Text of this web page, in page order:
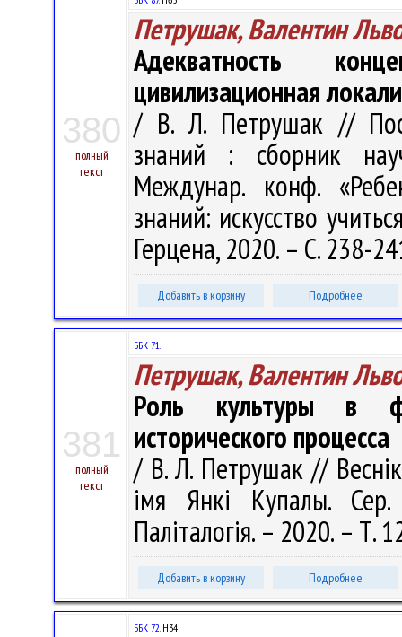
380
полный
текст
Петрушак, Валентин
Адекватность
цивилизационная
/ В. Л. Петрушак //
знаний : сборник
Междунар. конф.
знаний: искусство
Герцена, 2020. – С. 238-
Добавить в корзину Подробнее
381
полный
текст
ББК 71.
Петрушак, Валентин
Роль культуры в
исторического процесса
/ В. Л. Петрушак // Веснік
імя Янкі Купалы. Сер.
Паліталогія. – 2020. –
Добавить в корзину Подробнее
ББК 72.Н34